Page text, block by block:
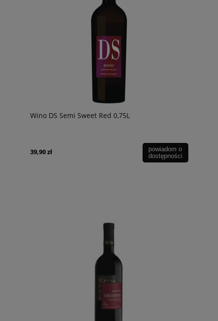
Wino DS Semi Sweet Red 0,75L
39,90 zł
powiadom o
dostępności